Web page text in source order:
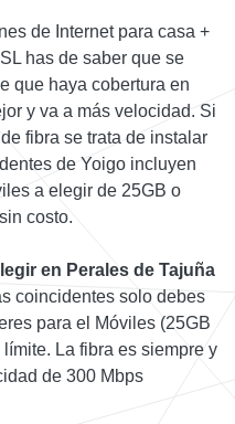
de Internet para casa +
has de saber que se
que haya cobertura en
y va a más velocidad. Si
fibra se trata de instalar
de Yoigo incluyen
a elegir de 25GB o
costo.
en Perales de Tajuña
coincidentes solo debes
para el Móviles (25GB
La fibra es siempre y
de 300 Mbps